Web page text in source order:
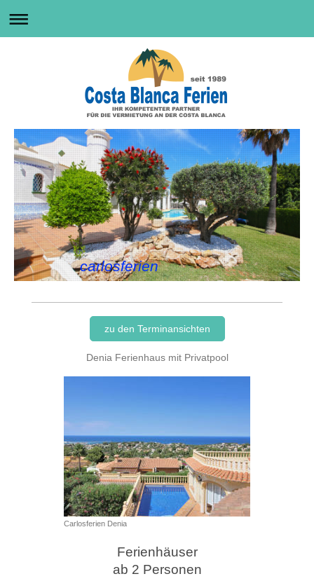
carlosferien
zu den Terminansichten
Denia Ferienhaus mit Privatpool
Carlosferien Denia
Ferienhäuser
ab 2 Personen